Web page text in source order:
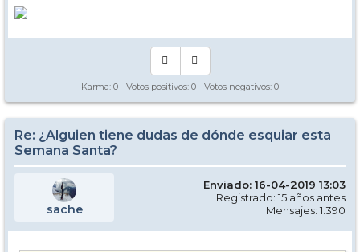
Karma: 0 - Votos positivos: 0 - Votos negativos: 0
Re: ¿Alguien tiene dudas de dónde esquiar esta
Semana Santa?
sache
Enviado: 16-04-2019 13:03
Registrado: 15 años antes
Mensajes: 1.390